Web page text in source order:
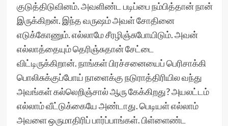
குடுத்திடுவினம். அவளிண்ட படிப்பை நம்பித்தான் நான்
இருக்கிறன். இந்த வருஷம் அவள் சோதினை
எடுக்கோணும். எல்லாமே சீரழிஞ்சுபோயிடும். அவன்
எல்லாத்தையும் தெரிஞ்சுதான் சேட்டை
விட்டிருக்கிறான். நாங்கள் பிரச்சனையைப் பெரிசாக்கி
பொலிசுக்குப்போய் நாளைக்கு நடுராத்திரியில வந்து
அவங்கள் கல்லெறிஞ்சால் ஆரு கேக்கிறது? அயலட்டம்
எல்லாம் வீட்டுக்கையே அண்டாது. பெடியள் எல்லாம்
அவளை ஒருமாதிரிப் பார்ப்பாங்கள். பிள்ளைண்ட